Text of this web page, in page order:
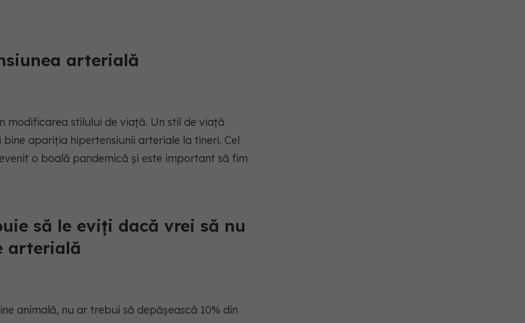
arterială
modificarea stilului de viață. Un stil de viață
apariția hipertensiunii arteriale la tineri. Cel
o boală pandemică și este important să fim
să le eviți dacă vrei să nu
arterială
animală, nu ar trebui să depășească 10% din